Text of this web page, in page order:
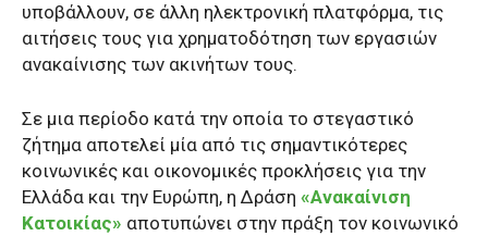
υποβάλλουν, σε άλλη ηλεκτρονική πλατφόρμα, τις
αιτήσεις τους για χρηματοδότηση των εργασιών
ανακαίνισης των ακινήτων τους.
Σε μια περίοδο κατά την οποία το στεγαστικό
ζήτημα αποτελεί μία από τις σημαντικότερες
κοινωνικές και οικονομικές προκλήσεις για την
Ελλάδα και την Ευρώπη, η Δράση «Ανακαίνιση
Κατοικίας» αποτυπώνει στην πράξη τον κοινωνικό